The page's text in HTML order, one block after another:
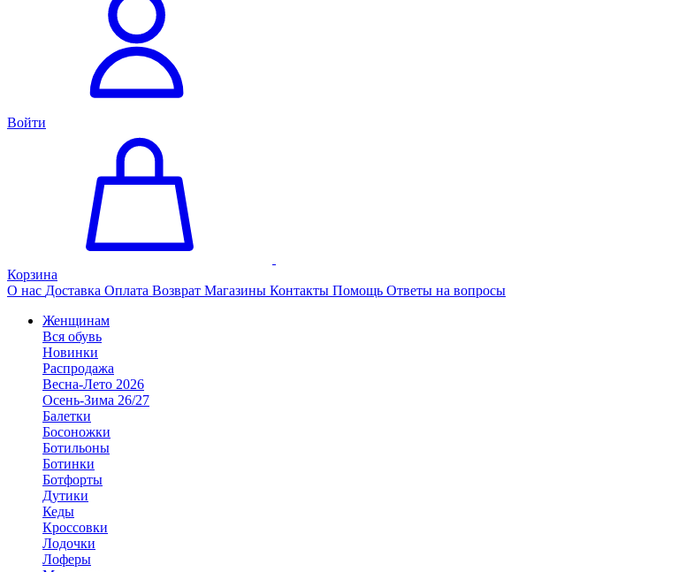
Войти
Корзина
О нас Доставка Оплата Возврат Магазины Контакты Помощь Ответы на вопросы
Женщинам
Вся обувь
Новинки
Распродажа
Весна-Лето 2026
Осень-Зима 26/27
Балетки
Босоножки
Ботильоны
Ботинки
Ботфорты
Дутики
Кеды
Кроссовки
Лодочки
Лоферы